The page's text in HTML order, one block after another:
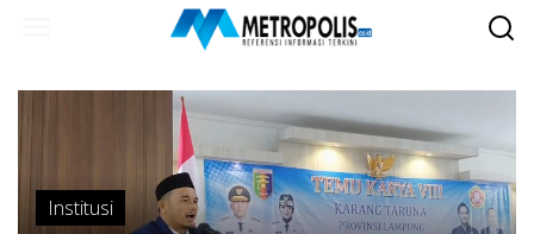
Institusi